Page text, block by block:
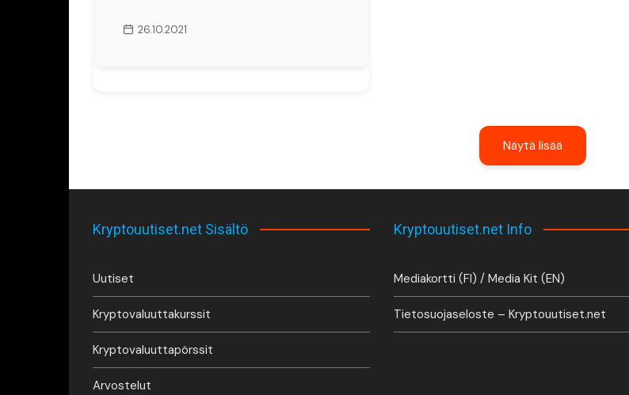
26.10.2021
Näytä lisää
Kryptouutiset.net Sisältö
Uutiset
Kryptovaluuttakurssit
Kryptovaluuttapörssit
Arvostelut
Kryptouutiset.net Info
Mediakortti (FI) / Media Kit (EN)
Tietosuojaseloste – Kryptouutiset.net